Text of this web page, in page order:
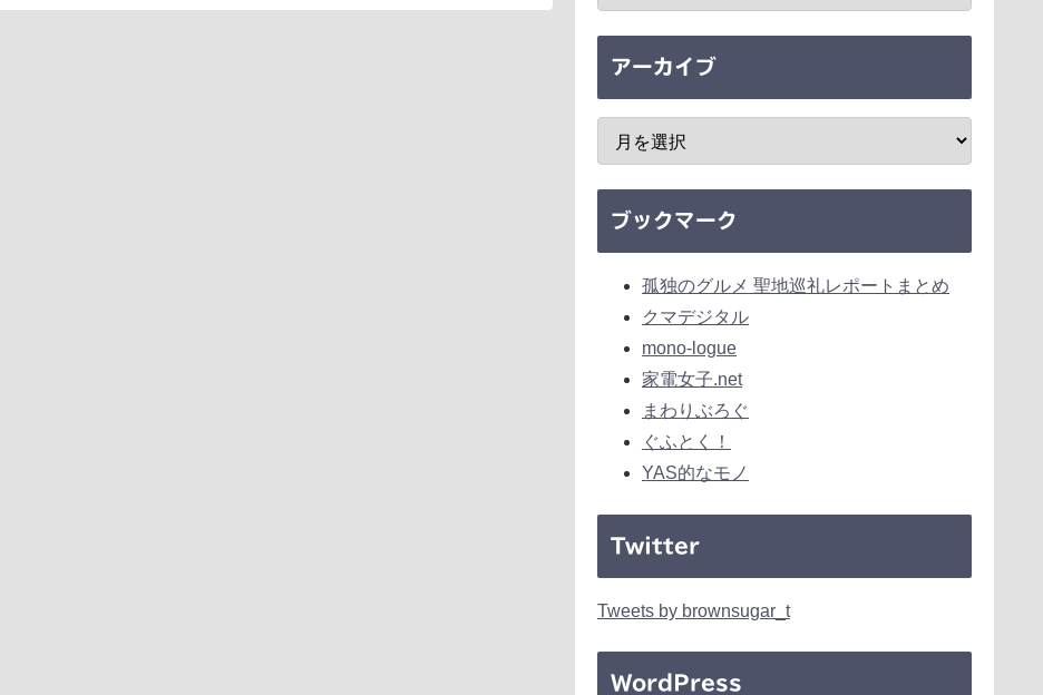
アーカイブ
ブックマーク
孤独のグルメ 聖地巡礼レポートまとめ
クマデジタル
mono-logue
家電女子.net
まわりぶろぐ
ぐふとく！
YAS的なモノ
Twitter
Tweets by brownsugar_t
WordPress